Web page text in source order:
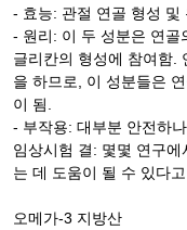
- 효능: 관절 연골 형성 및
- 원리: 이 두 성분은 연골
글리칸의 형성에 참여함.
을 하므로, 이 성분들은
이 됨.
- 부작용: 대부분 안전하
임상시험 결: 몇몇 연구에
는 데 도움이 될 수 있다
오메가-3 지방산